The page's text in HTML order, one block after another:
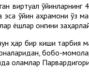
виртуал
эса ўйин қаҳрамони ўз
ёшлар онгини
ҳар бир киши
бобо-
оламлар